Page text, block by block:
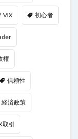
VIX 初心者
権
信頼性
経済政策
取引